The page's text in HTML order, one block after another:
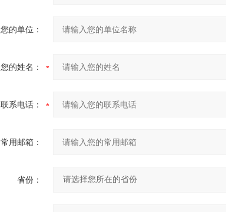
您的单位：
您的姓名：
联系电话：
常用邮箱：
省份：